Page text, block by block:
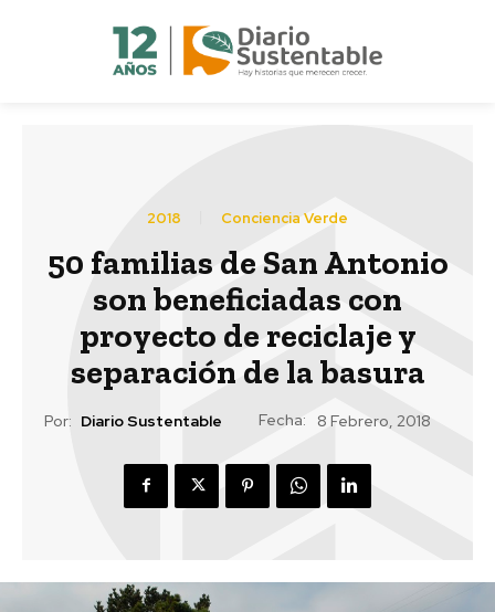
2018 Conciencia Verde
50 familias de San Antonio
son beneficiadas con
proyecto de reciclaje y
separación de la basura
Por: Diario Sustentable Fecha: 8 Febrero, 2018